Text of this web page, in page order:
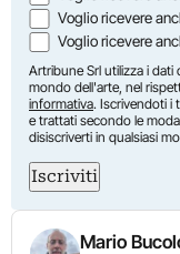
Voglio ricevere
Voglio ricevere
Artribune Srl utilizza i
mondo dell'arte, nel
informativa. Iscrivendoti i
e trattati secondo le
disiscriverti in qualsiasi
Iscriviti
Mario